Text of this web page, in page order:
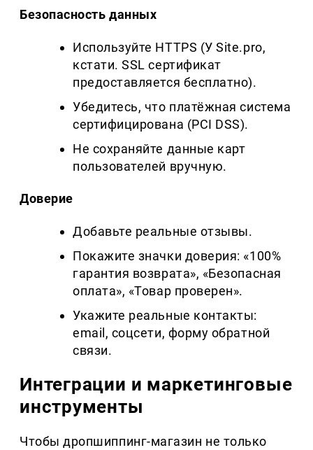
Безопасность данных
Используйте HTTPS (У Site.pro,
кстати. SSL сертификат
предоставляется бесплатно).
Убедитесь, что платёжная система
сертифицирована (PCI DSS).
Не сохраняйте данные карт
пользователей вручную.
Доверие
Добавьте реальные отзывы.
Покажите значки доверия: «100%
гарантия возврата», «Безопасная
оплата», «Товар проверен».
Укажите реальные контакты:
email, соцсети, форму обратной
связи.
Интеграции и маркетинговые
инструменты
Чтобы дропшиппинг-магазин не только